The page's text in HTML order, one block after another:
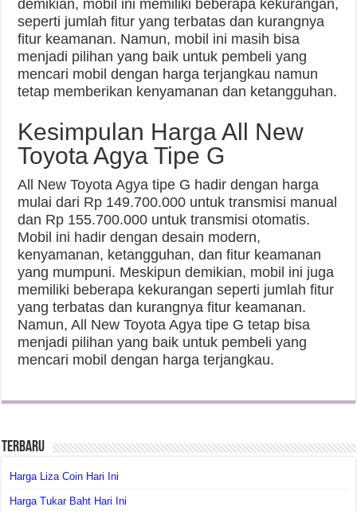
demikian, mobil ini memiliki beberapa kekurangan,
seperti jumlah fitur yang terbatas dan kurangnya
fitur keamanan. Namun, mobil ini masih bisa
menjadi pilihan yang baik untuk pembeli yang
mencari mobil dengan harga terjangkau namun
tetap memberikan kenyamanan dan ketangguhan.
Kesimpulan Harga All New
Toyota Agya Tipe G
All New Toyota Agya tipe G hadir dengan harga
mulai dari Rp 149.700.000 untuk transmisi manual
dan Rp 155.700.000 untuk transmisi otomatis.
Mobil ini hadir dengan desain modern,
kenyamanan, ketangguhan, dan fitur keamanan
yang mumpuni. Meskipun demikian, mobil ini juga
memiliki beberapa kekurangan seperti jumlah fitur
yang terbatas dan kurangnya fitur keamanan.
Namun, All New Toyota Agya tipe G tetap bisa
menjadi pilihan yang baik untuk pembeli yang
mencari mobil dengan harga terjangkau.
Terbaru
Harga Liza Coin Hari Ini
Harga Tukar Baht Hari Ini